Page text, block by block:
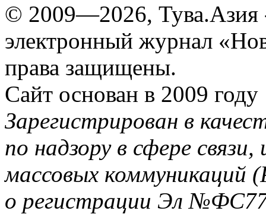
© 2009—2026, Тува.Азия
электронный журнал
права защищены.
Сайт основан в 2009 году
Зарегистрирован в
по надзору в сфере
массовых коммуникаций
о регистрации Эл